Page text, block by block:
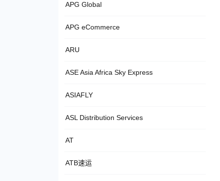
APG Global
APG eCommerce
ARU
ASE Asia Africa Sky Express
ASIAFLY
ASL Distribution Services
AT
ATB速运